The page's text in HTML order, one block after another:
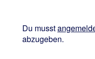
Du musst
abzugeben.